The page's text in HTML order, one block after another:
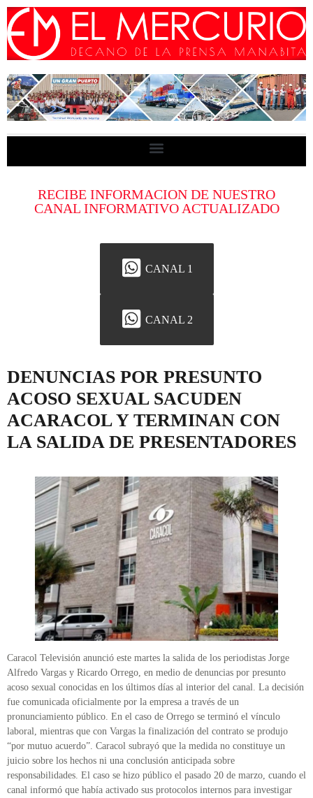
RECIBE INFORMACION DE NUESTRO
CANAL INFORMATIVO ACTUALIZADO
CANAL 1
CANAL 2
DENUNCIAS POR PRESUNTO
ACOSO SEXUAL SACUDEN
ACARACOL Y TERMINAN CON
LA SALIDA DE PRESENTADORES
Caracol Televisión anunció este martes la salida de los periodistas Jorge
Alfredo Vargas y Ricardo Orrego, en medio de denuncias por presunto
acoso sexual conocidas en los últimos días al interior del canal. La decisión
fue comunicada oficialmente por la empresa a través de un
pronunciamiento público. En el caso de Orrego se terminó el vínculo
laboral, mientras que con Vargas la finalización del contrato se produjo
“por mutuo acuerdo”. Caracol subrayó que la medida no constituye un
juicio sobre los hechos ni una conclusión anticipada sobre
responsabilidades. El caso se hizo público el pasado 20 de marzo, cuando el
canal informó que había activado sus protocolos internos para investigar